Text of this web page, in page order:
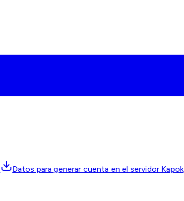
Datos para generar cuenta en el servidor Kapok